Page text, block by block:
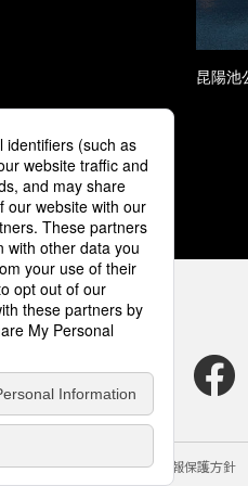
昆陽
クッキーポリシー 個人情報保護方針